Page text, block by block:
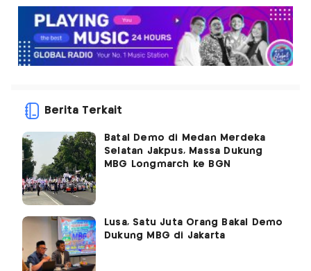
Berita Terkait
Batal Demo di Medan Merdeka
Selatan Jakpus, Massa Dukung
MBG Longmarch ke BGN
Lusa, Satu Juta Orang Bakal Demo
Dukung MBG di Jakarta